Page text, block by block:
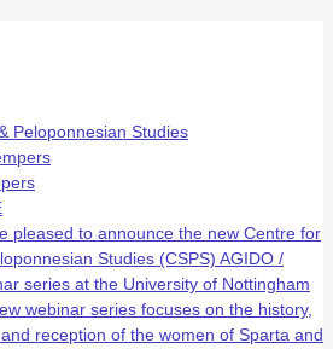
Peloponnesian Studies
pleased to announce the new Centre for
Studies (CSPS) AGIDO /
series at the University of Nottingham
webinar series focuses on the history,
reception of the women of Sparta and